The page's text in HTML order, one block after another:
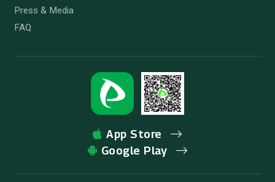
Press & Media
FAQ
App Store
Google Play